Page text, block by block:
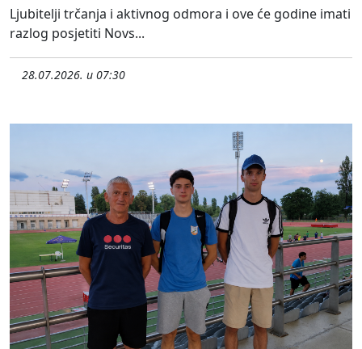
Ljubitelji trčanja i aktivnog odmora i ove će godine imati
razlog posjetiti Novs...
28.07.2026. u 07:30